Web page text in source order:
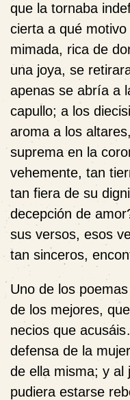
que la tornaba
cierta a qué
mimada, rica de
una joya, se
apenas se abría a
capullo; a los
aroma a los
suprema en la
vehemente, tan
tan fiera de su
decepción de
sus versos, esos
tan sinceros,
Uno de los
de los mejores,
necios que
defensa de la
de ella misma; y al
pudiera estarse